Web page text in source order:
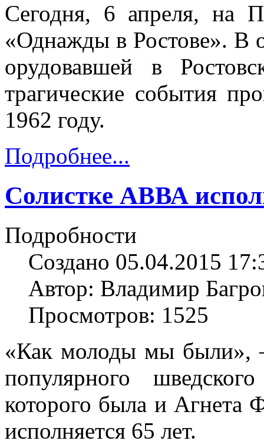
Сегодня, 6 апреля, на
«Однажды в Ростове». В
орудовавшей в
трагические события
1962 году.
Подробнее...
Солистке АВВА
Подробности
Создано 05.04.2015
Автор: Владимир
Просмотров: 1525
«Как молоды мы были»,
популярного
которого была и Агнета
исполняется 65 лет.